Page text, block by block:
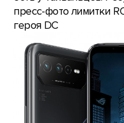
пресс-фото лимитки
героя DC